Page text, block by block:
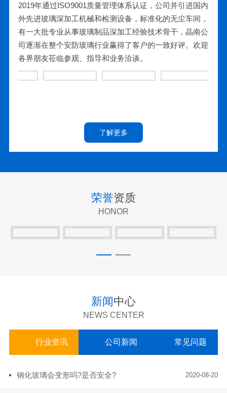
2019年通过ISO9001质量管理体系认证，公司并引进国内
外先进玻璃深加工机械和检测设备，标准化的无尘车间，
有一大批专业从事玻璃制品深加工经验技术骨干，晶南公
司逐渐在整个安防玻璃行业赢得了客户的一致好评。欢迎
各界朋友莅临参观、指导和业务洽谈。
了解更多
荣誉资质
HONOR
新闻中心
NEWS CENTER
行业资讯 公司新闻 常见问题
钢化玻璃会变形吗?是否安全? 2020-08-20